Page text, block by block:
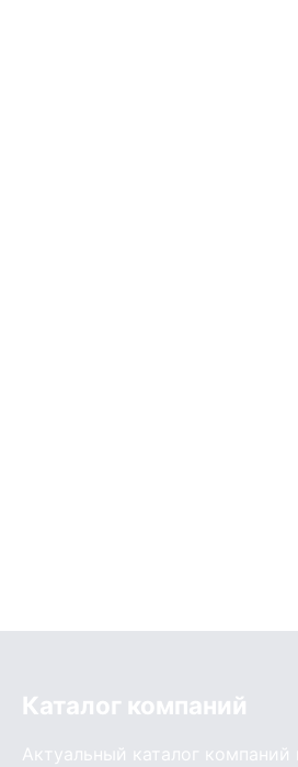
Каталог компаний
Актуальный каталог компаний